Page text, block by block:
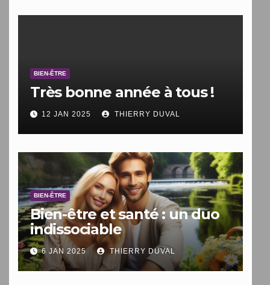
BIEN-ÊTRE
Très bonne année à tous !
12 JAN 2025 THIERRY DUVAL
BIEN-ÊTRE
Bien-être et santé : un duo
indissociable
6 JAN 2025 THIERRY DUVAL